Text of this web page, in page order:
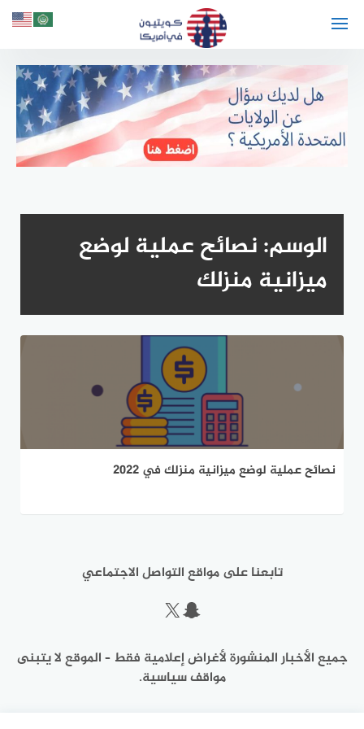
الوسم:نصائح عملية لوضع
ميزانية منزلك
نصائح عملية لوضع ميزانية منزلك في 2022
تابعنا على مواقع التواصل الاجتماعي
سناب شات
إكس
جميع الأخبار المنشورة لأغراض إعلامية فقط – الموقع لا يتبنى
مواقف سياسية.